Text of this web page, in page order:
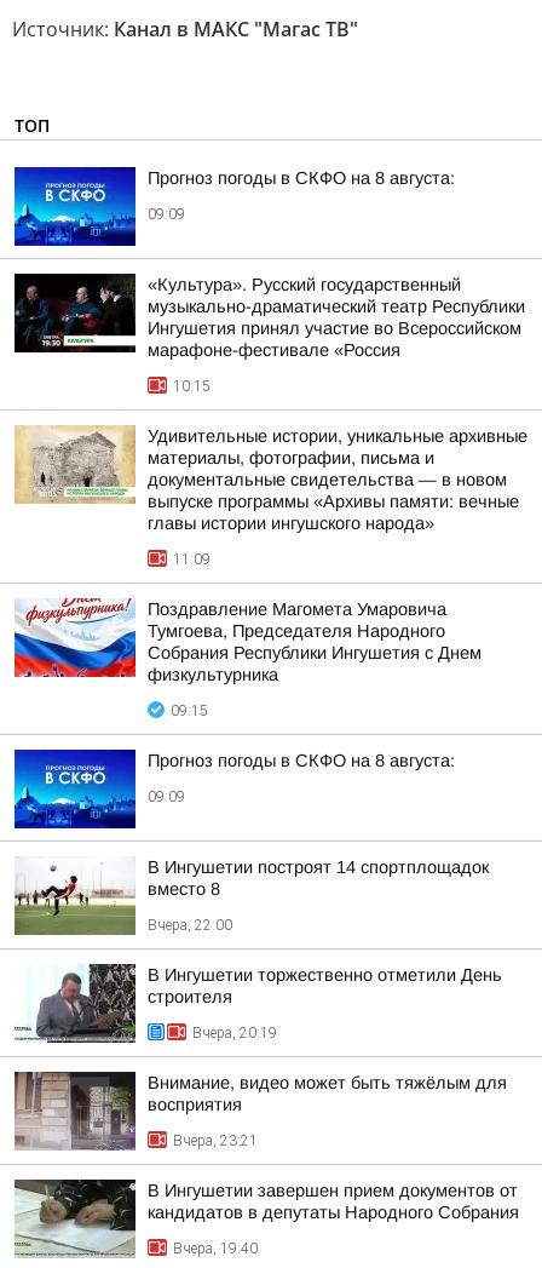
Источник: Канал в МАКС "Магас ТВ"
ТОП
Прогноз погоды в СКФО на 8 августа:
09:09
«Культура». Русский государственный
музыкально-драматический театр Республики
Ингушетия принял участие во Всероссийском
марафоне-фестивале «Россия
10:15
Удивительные истории, уникальные архивные
материалы, фотографии, письма и
документальные свидетельства — в новом
выпуске программы «Архивы памяти: вечные
главы истории ингушского народа»
11:09
Поздравление Магомета Умаровича
Тумгоева, Председателя Народного
Собрания Республики Ингушетия с Днем
физкультурника
09:15
Прогноз погоды в СКФО на 8 августа:
09:09
В Ингушетии построят 14 спортплощадок
вместо 8
Вчера, 22:00
В Ингушетии торжественно отметили День
строителя
Вчера, 20:19
Внимание, видео может быть тяжёлым для
восприятия
Вчера, 23:21
В Ингушетии завершен прием документов от
кандидатов в депутаты Народного Собрания
Вчера, 19:40